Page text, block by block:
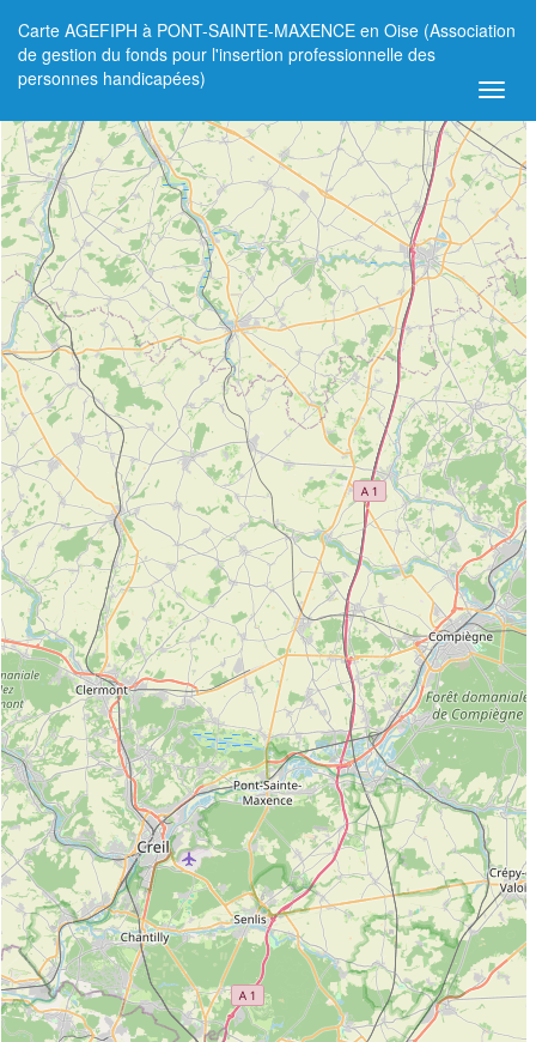
Carte AGEFIPH à PONT-SAINTE-MAXENCE en Oise (Association
de gestion du fonds pour l'insertion professionnelle des
personnes handicapées)
+
−